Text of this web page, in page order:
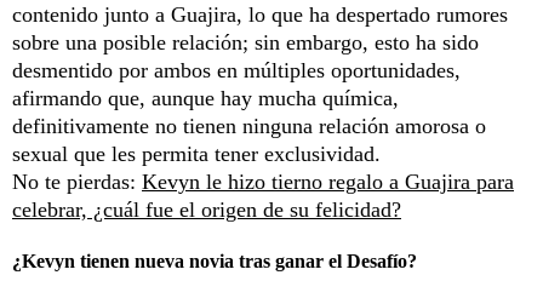
contenido junto a Guajira, lo que ha despertado rumores
sobre una posible relación; sin embargo, esto ha sido
desmentido por ambos en múltiples oportunidades,
afirmando que, aunque hay mucha química,
definitivamente no tienen ninguna relación amorosa o
sexual que les permita tener exclusividad.
No te pierdas: Kevyn le hizo tierno regalo a Guajira para
celebrar, ¿cuál fue el origen de su felicidad?
¿Kevyn tienen nueva novia tras ganar el Desafío?